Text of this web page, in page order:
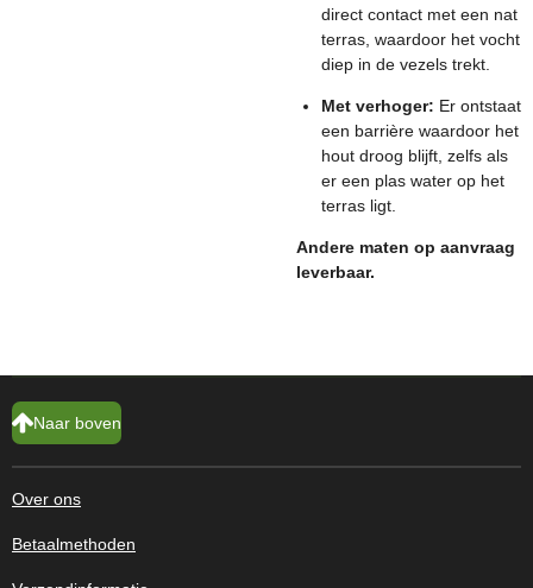
direct contact met een nat
terras, waardoor het vocht
diep in de vezels trekt.
Met verhoger: Er ontstaat
een barrière waardoor het
hout droog blijft, zelfs als
er een plas water op het
terras ligt.
Andere maten op aanvraag
leverbaar.
Naar boven
Over ons
Betaalmethoden